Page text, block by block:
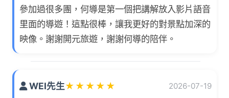
參加過很多團，何導是第一個把講解放入影片語音
里面的導遊！這點很棒，讓我更好的對景點加深的
映像。謝謝開元旅遊，謝謝何導的陪伴。
WEI先生★ ★ ★ ★ ★ 2026-07-19